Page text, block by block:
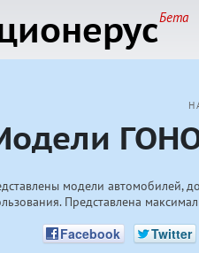
Бета
модели автомобилей,
Представлена
Facebook Twitter